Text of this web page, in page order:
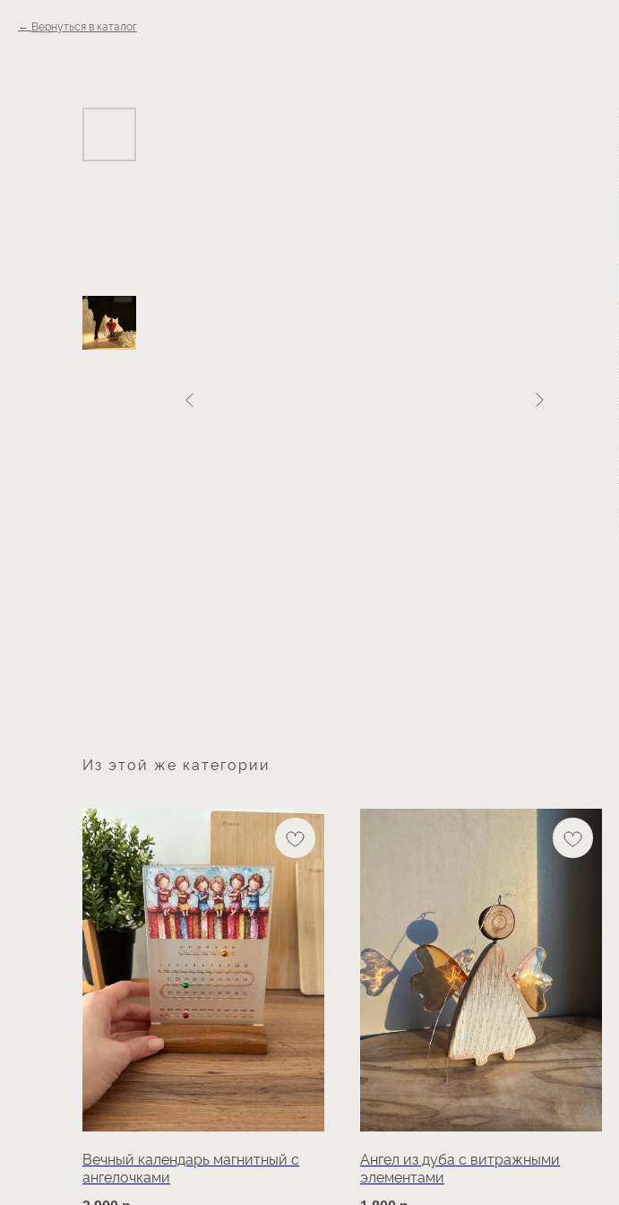
Вернуться в каталог
Из этой же категории
Вечный календарь магнитный с
ангелочками
Ангел из дуба с витражными
элементами